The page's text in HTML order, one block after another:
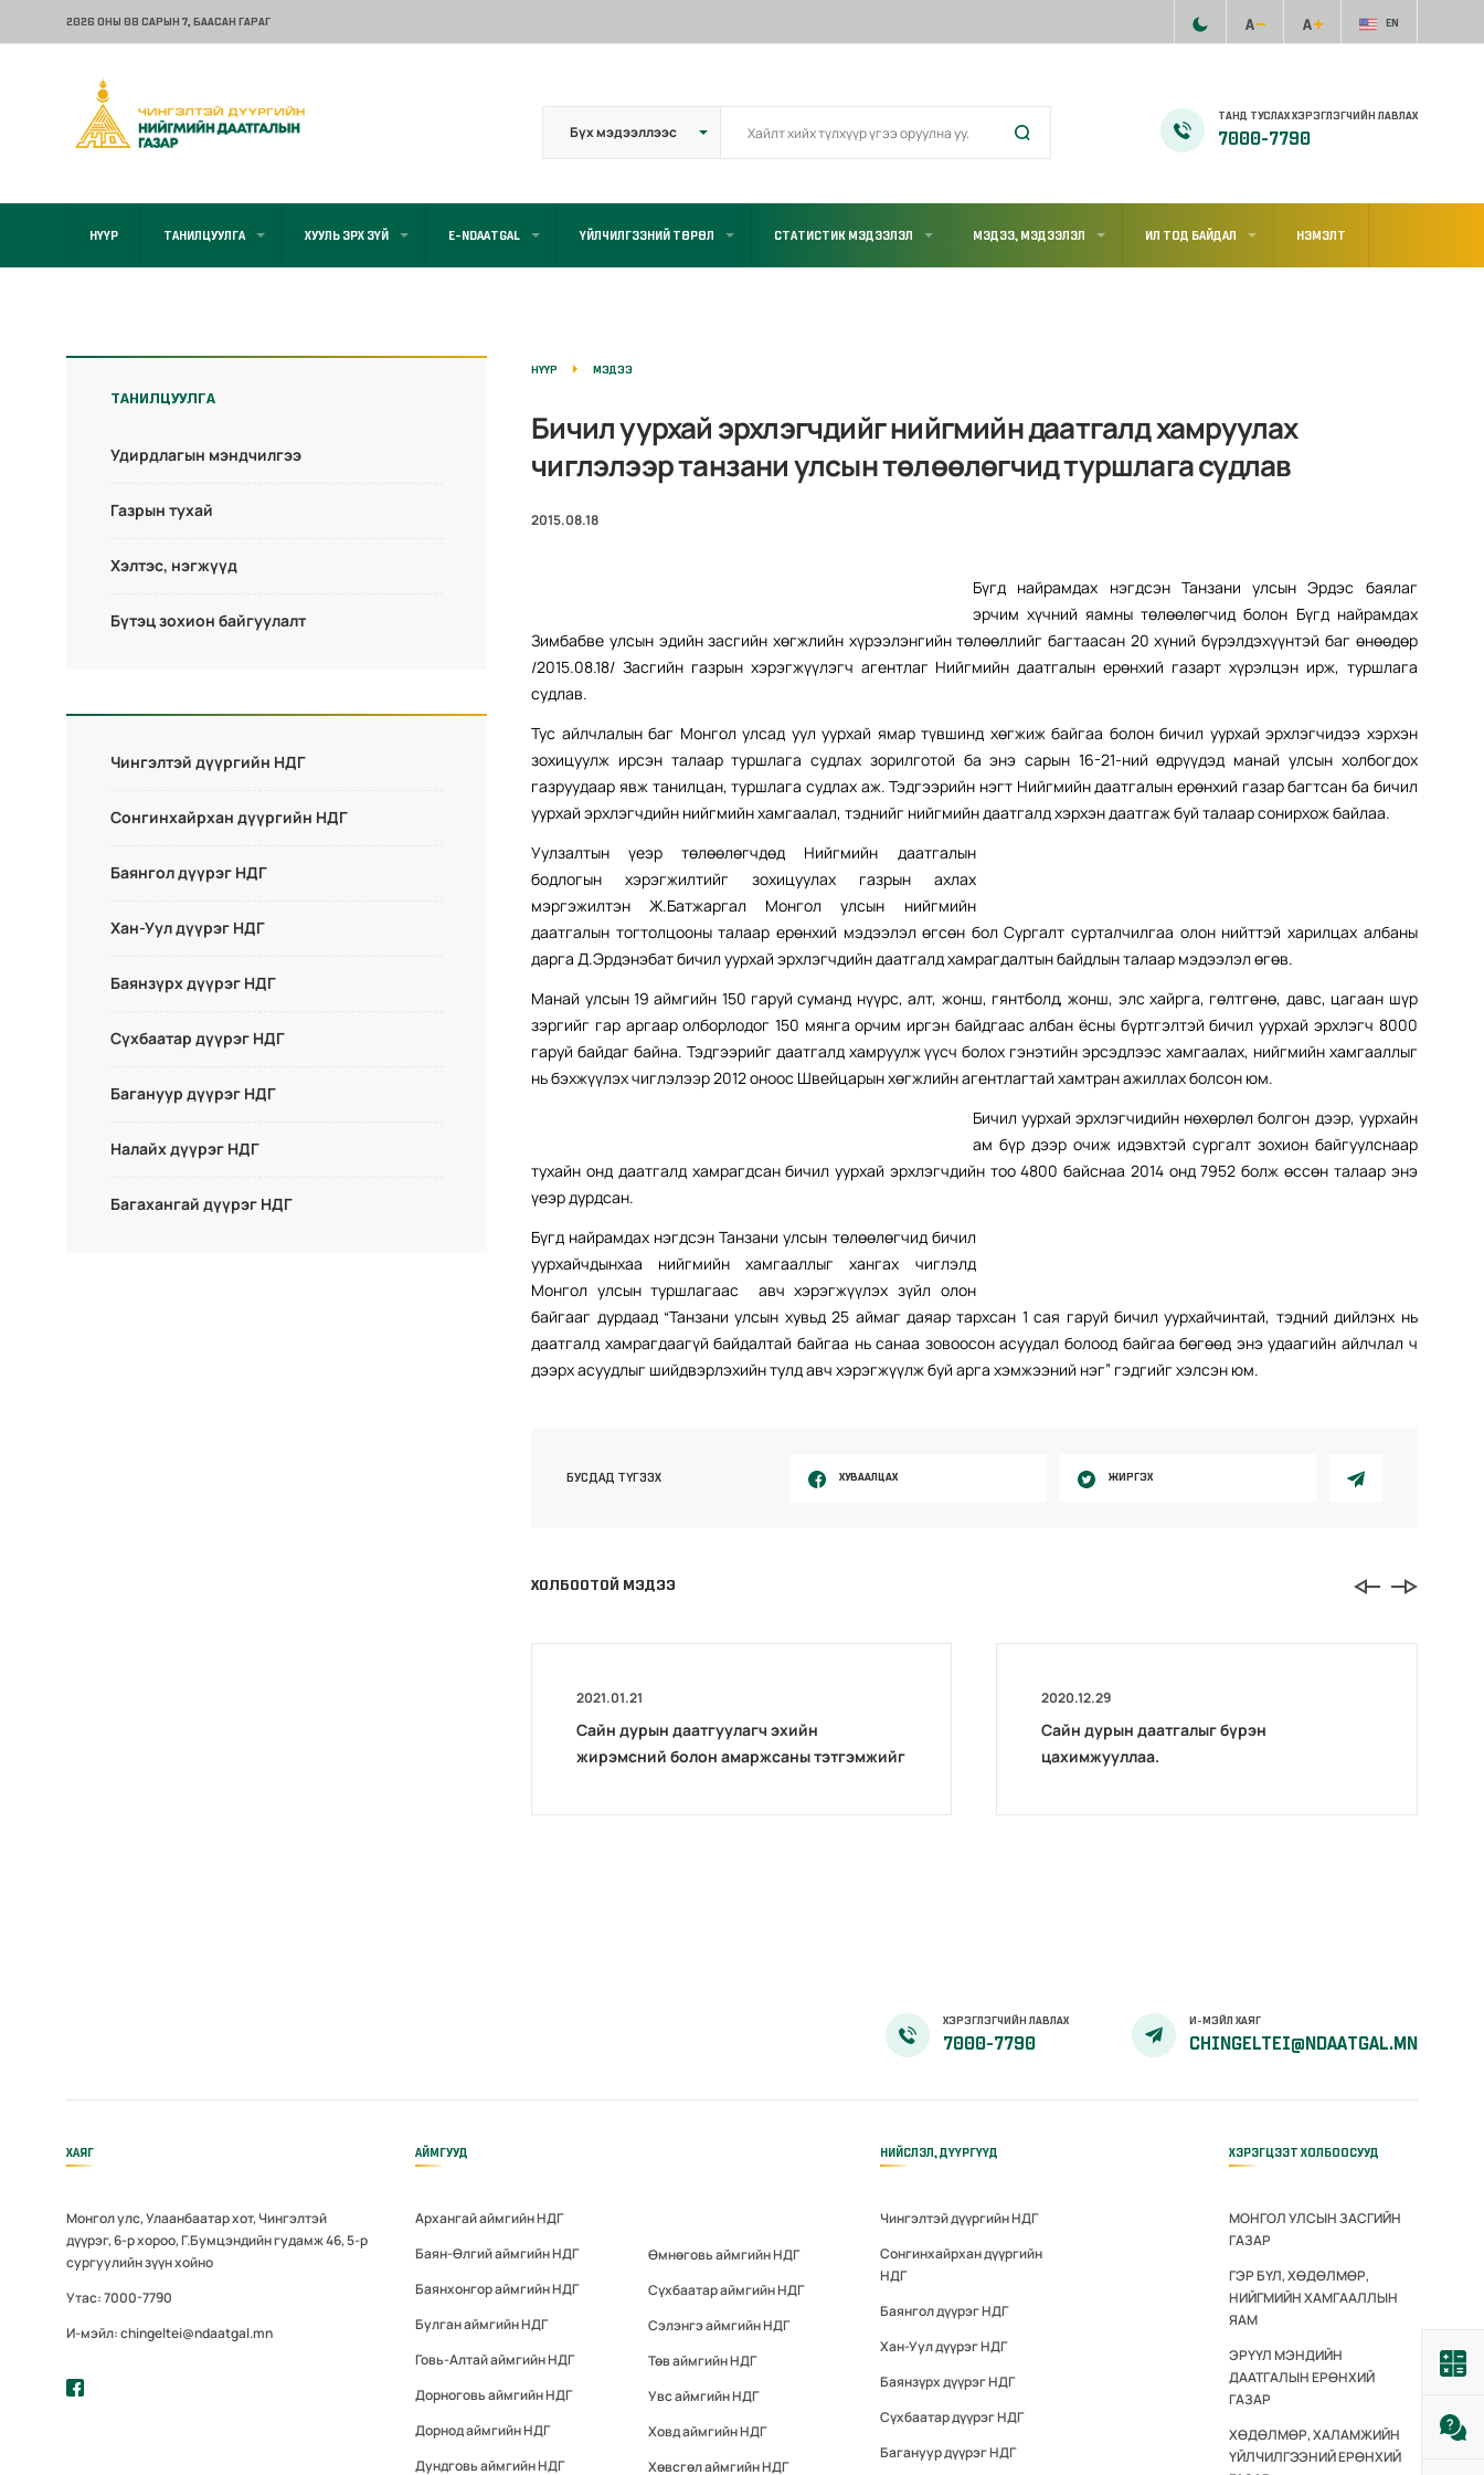
2026 ОНЫ 08 САРЫН 7, БААСАН ГАРАГ EN
ТАНД ТУСЛАХ ХЭРЭГЛЭГЧИЙН ЛАВЛАХ
7000-7790
НҮҮР ТАНИЛЦУУЛГА ХУУЛЬ ЭРХ ЗҮЙ E-NDAATGAL ҮЙЛЧИЛГЭЭНИЙ ТӨРӨЛ СТАТИСТИК МЭДЭЭЛЭЛ МЭДЭЭ, МЭДЭЭЛЭЛ ИЛ ТОД БАЙДАЛ НЭМЭЛТ
ТАНИЛЦУУЛГА
Удирдлагын мэндчилгээ
Газрын тухай
Хэлтэс, нэгжүүд
Бүтэц зохион байгуулалт
Чингэлтэй дүүргийн НДГ
Сонгинхайрхан дүүргийн НДГ
Баянгол дүүрэг НДГ
Хан-Уул дүүрэг НДГ
Баянзүрх дүүрэг НДГ
Сүхбаатар дүүрэг НДГ
Багануур дүүрэг НДГ
Налайх дүүрэг НДГ
Багахангай дүүрэг НДГ
НҮҮР МЭДЭЭ
Бичил уурхай эрхлэгчдийг нийгмийн даатгалд хамруулах
чиглэлээр танзани улсын төлөөлөгчид туршлага судлав
2015.08.18
Бүгд найрамдах нэгдсэн Танзани улсын Эрдэс баялаг
эрчим хүчний яамны төлөөлөгчид болон Бүгд найрамдах
Зимбабве улсын эдийн засгийн хөгжлийн хүрээлэнгийн төлөөллийг багтаасан 20 хүний бүрэлдэхүүнтэй баг өнөөдөр
/2015.08.18/ Засгийн газрын хэрэгжүүлэгч агентлаг Нийгмийн даатгалын ерөнхий газарт хүрэлцэн ирж, туршлага
судлав.
Тус айлчлалын баг Монгол улсад уул уурхай ямар түвшинд хөгжиж байгаа болон бичил уурхай эрхлэгчидээ хэрхэн
зохицуулж ирсэн талаар туршлага судлах зорилготой ба энэ сарын 16-21-ний өдрүүдэд манай улсын холбогдох
газруудаар явж танилцан, туршлага судлах аж. Тэдгээрийн нэгт Нийгмийн даатгалын ерөнхий газар багтсан ба бичил
уурхай эрхлэгчдийн нийгмийн хамгаалал, тэднийг нийгмийн даатгалд хэрхэн даатгаж буй талаар сонирхож байлаа.
Уулзалтын үеэр төлөөлөгчдөд Нийгмийн даатгалын
бодлогын хэрэгжилтийг зохицуулах газрын ахлах
мэргэжилтэн Ж.Батжаргал Монгол улсын нийгмийн
даатгалын тогтолцооны талаар ерөнхий мэдээлэл өгсөн бол Сургалт сурталчилгаа олон нийттэй харилцах албаны
дарга Д.Эрдэнэбат бичил уурхай эрхлэгчдийн даатгалд хамрагдалтын байдлын талаар мэдээлэл өгөв.
Манай улсын 19 аймгийн 150 гаруй суманд нүүрс, алт, жонш, гянтболд, жонш, элс хайрга, гөлтгөнө, давс, цагаан шүр
зэргийг гар аргаар олборлодог 150 мянга орчим иргэн байдгаас албан ёсны бүртгэлтэй бичил уурхай эрхлэгч 8000
гаруй байдаг байна. Тэдгээрийг даатгалд хамруулж үүсч болох гэнэтийн эрсэдлээс хамгаалах, нийгмийн хамгааллыг
нь бэхжүүлэх чиглэлээр 2012 оноос Швейцарын хөгжлийн агентлагтай хамтран ажиллах болсон юм.
Бичил уурхай эрхлэгчидийн нөхөрлөл болгон дээр, уурхайн
ам бүр дээр очиж идэвхтэй сургалт зохион байгуулснаар
тухайн онд даатгалд хамрагдсан бичил уурхай эрхлэгчдийн тоо 4800 байснаа 2014 онд 7952 болж өссөн талаар энэ
үеэр дурдсан.
Бүгд найрамдах нэгдсэн Танзани улсын төлөөлөгчид бичил
уурхайчдынхаа нийгмийн хамгааллыг хангах чиглэлд
Монгол улсын туршлагаас авч хэрэгжүүлэх зүйл олон
байгааг дурдаад “Танзани улсын хувьд 25 аймаг даяар тархсан 1 сая гаруй бичил уурхайчинтай, тэдний дийлэнх нь
даатгалд хамрагдаагүй байдалтай байгаа нь санаа зовоосон асуудал болоод байгаа бөгөөд энэ удаагийн айлчлал ч
дээрх асуудлыг шийдвэрлэхийн тулд авч хэрэгжүүлж буй арга хэмжээний нэг” гэдгийг хэлсэн юм.
БУСДАД ТҮГЭЭХ ХУВААЛЦАХ ЖИРГЭХ
ХОЛБООТОЙ МЭДЭЭ
2021.01.21
Сайн дурын даатгуулагч эхийн
жирэмсний болон амаржсаны тэтгэмжийг
2020.12.29
Сайн дурын даатгалыг бүрэн
цахимжууллаа.
ХЭРЭГЛЭГЧИЙН ЛАВЛАХ
7000-7790
И-МЭЙЛ ХАЯГ
CHINGELTEI@NDAATGAL.MN
ХАЯГ
Монгол улс, Улаанбаатар хот, Чингэлтэй
дүүрэг, 6-р хороо, Г.Бумцэндийн гудамж 46, 5-р
сургуулийн зүүн хойно
Утас: 7000-7790
И-мэйл: chingeltei@ndaatgal.mn
АЙМГУУД
Архангай аймгийн НДГ
Баян-Өлгий аймгийн НДГ
Баянхонгор аймгийн НДГ
Булган аймгийн НДГ
Говь-Алтай аймгийн НДГ
Дорноговь аймгийн НДГ
Дорнод аймгийн НДГ
Дундговь аймгийн НДГ
Өмнөговь аймгийн НДГ
Сүхбаатар аймгийн НДГ
Сэлэнгэ аймгийн НДГ
Төв аймгийн НДГ
Увс аймгийн НДГ
Ховд аймгийн НДГ
Хөвсгөл аймгийн НДГ
НИЙСЛЭЛ, ДҮҮРГҮҮД
Чингэлтэй дүүргийн НДГ
Сонгинхайрхан дүүргийн
НДГ
Баянгол дүүрэг НДГ
Хан-Уул дүүрэг НДГ
Баянзүрх дүүрэг НДГ
Сүхбаатар дүүрэг НДГ
Багануур дүүрэг НДГ
ХЭРЭГЦЭЭТ ХОЛБООСУУД
МОНГОЛ УЛСЫН ЗАСГИЙН
ГАЗАР
ГЭР БҮЛ, ХӨДӨЛМӨР,
НИЙГМИЙН ХАМГААЛЛЫН
ЯАМ
ЭРҮҮЛ МЭНДИЙН
ДААТГАЛЫН ЕРӨНХИЙ
ГАЗАР
ХӨДӨЛМӨР, ХАЛАМЖИЙН
ҮЙЛЧИЛГЭЭНИЙ ЕРӨНХИЙ